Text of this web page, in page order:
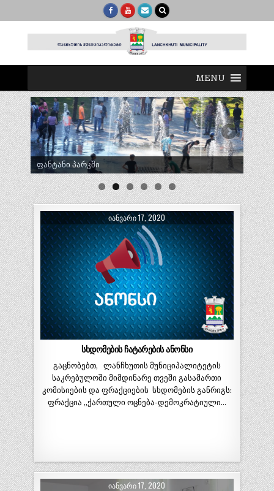
MENU
ტრადიციული ლელობურთი შუხუთში
ᲘᲐᲜᲕᲐᲠᲘ 17, 2020
სხდომების ჩატარების ანონსი
გაცნობებთ, ლანჩხუთის მუნიციპალიტეტის
საკრებულოში მიმდინარე თვეში გასამართი
კომისიების და ფრაქციების სხდომების განრიგს:
ფრაქცია ,,ქართული ოცნება-დემოკრატიული…
ᲘᲐᲜᲕᲐᲠᲘ 17, 2020